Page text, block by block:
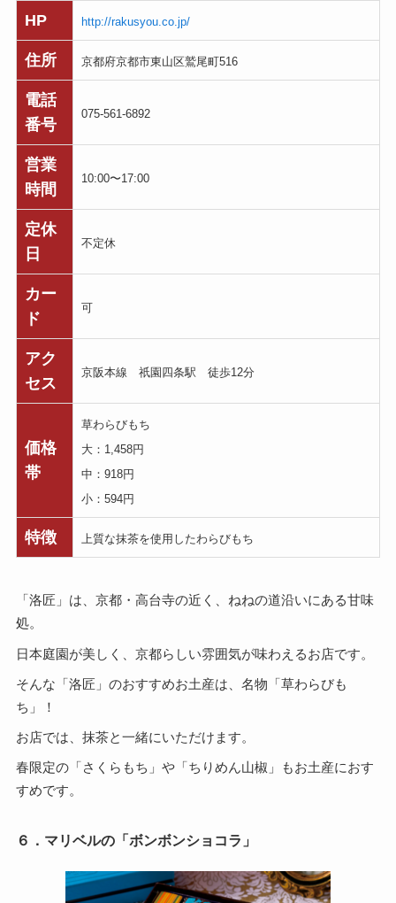
HP http://rakusyou.co.jp/
住所 京都府京都市東山区鷲尾町516
電話
番号
075-561-6892
営業
時間
10:00〜17:00
定休
日
不定休
カー
ド
可
アク
セス
京阪本線 祇園四条駅 徒歩12分
価格
帯
草わらびもち
大：1,458円
中：918円
小：594円
特徴 上質な抹茶を使用したわらびもち
「洛匠」は、京都・高台寺の近く、ねねの道沿いにある甘味
処。
日本庭園が美しく、京都らしい雰囲気が味わえるお店です。
そんな「洛匠」のおすすめお土産は、名物「草わらびも
ち」！
お店では、抹茶と一緒にいただけます。
春限定の「さくらもち」や「ちりめん山椒」もお土産におす
すめです。
６．マリベルの「ボンボンショコラ」